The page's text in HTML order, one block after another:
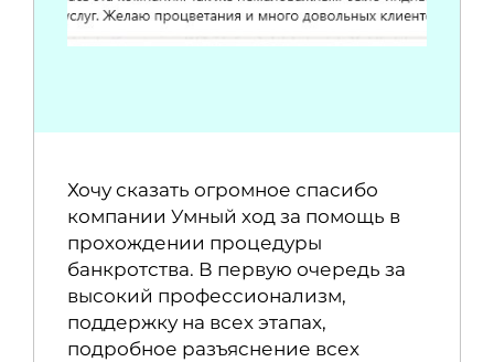
Хочу сказать огромное спасибо
компании Умный ход за помощь в
прохождении процедуры
банкротства. В первую очередь за
высокий профессионализм,
поддержку на всех этапах,
подробное разъяснение всех